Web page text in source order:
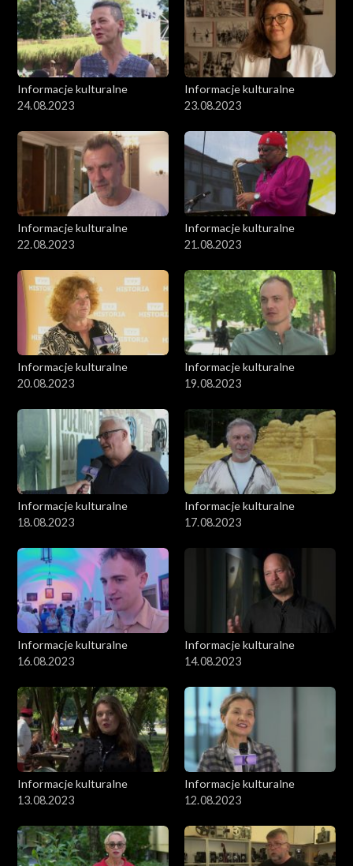
Informacje kulturalne
24.08.2023
Informacje kulturalne
23.08.2023
Informacje kulturalne
22.08.2023
Informacje kulturalne
21.08.2023
Informacje kulturalne
20.08.2023
Informacje kulturalne
19.08.2023
Informacje kulturalne
18.08.2023
Informacje kulturalne
17.08.2023
Informacje kulturalne
16.08.2023
Informacje kulturalne
14.08.2023
Informacje kulturalne
13.08.2023
Informacje kulturalne
12.08.2023